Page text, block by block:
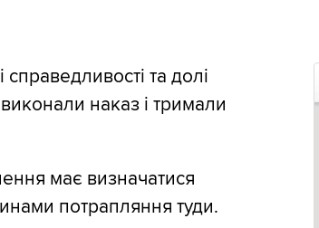
та долі
наказ і тримали
має визначатися
потрапляння туди.